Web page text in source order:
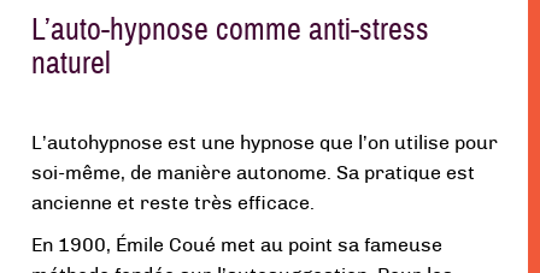
L’auto-hypnose comme anti-stress
naturel
L’autohypnose est une hypnose que l’on utilise pour
soi-même, de manière autonome. Sa pratique est
ancienne et reste très efficace.
En 1900, Émile Coué met au pointsa fameuse